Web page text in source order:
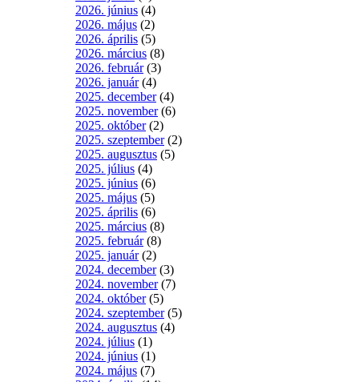
2026. június (4)
2026. május (2)
2026. április (5)
2026. március (8)
2026. február(3)
2026. január(4)
2025. december(4)
2025. november(6)
2025. október(2)
2025. szeptember(2)
2025. augusztus (5)
2025. július (4)
2025. június (6)
2025. május (5)
2025. április (6)
2025. március (8)
2025. február(8)
2025. január(2)
2024. december(3)
2024. november(7)
2024. október(5)
2024. szeptember(5)
2024. augusztus (4)
2024. július (1)
2024. június (1)
2024. május (7)